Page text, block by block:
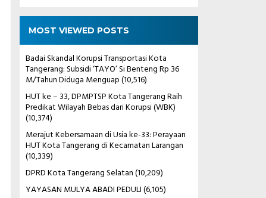
MOST VIEWED POSTS
Badai Skandal Korupsi Transportasi Kota
Tangerang: Subsidi ‘TAYO’ Si Benteng Rp 36
M/Tahun Diduga Menguap(10,516)
HUT ke – 33, DPMPTSP Kota Tangerang Raih
Predikat Wilayah Bebas dari Korupsi (WBK)
(10,374)
Merajut Kebersamaan di Usia ke-33: Perayaan
HUT Kota Tangerang di Kecamatan Larangan
(10,339)
DPRD Kota Tangerang Selatan(10,209)
YAYASAN MULYA ABADI PEDULI(6,105)